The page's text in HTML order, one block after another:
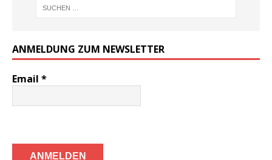
ANMELDUNG ZUM NEWSLETTER
Email *